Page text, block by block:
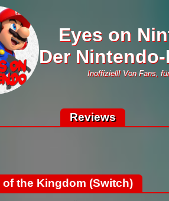
Eyes on
Der
Inoffiziell! Von Fans,
Reviews
of the Kingdom (Switch)